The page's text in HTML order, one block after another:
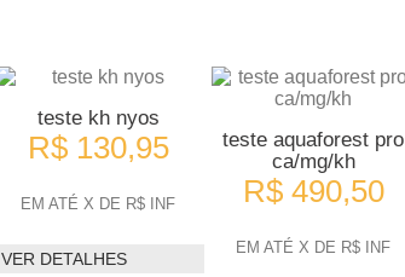
teste kh nyos
R$ 130,95
EM ATÉ X DE R$ INF
VER DETALHES
teste aquaforest pro
ca/mg/kh
R$ 490,50
EM ATÉ X DE R$ INF